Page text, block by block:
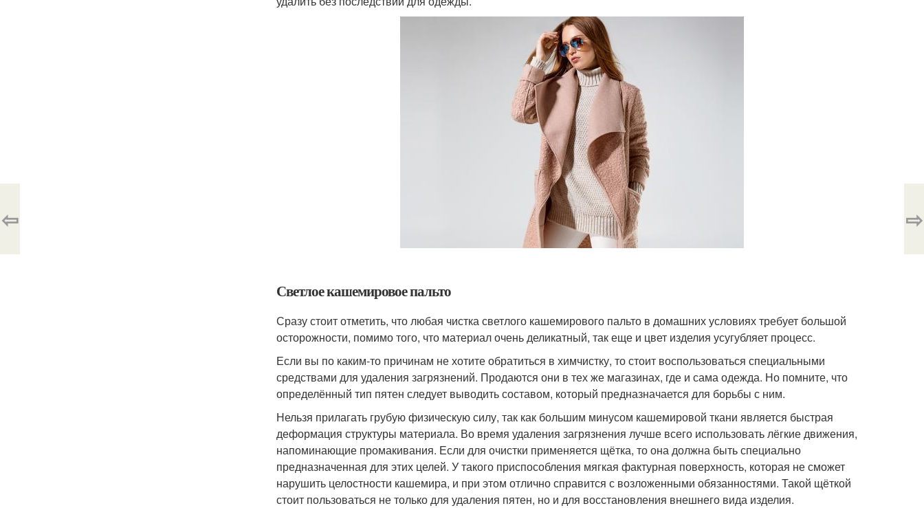
Светлое кашемировое пальто
Сразу стоит отметить, что любая чистка светлого кашемирового пальто в домашних условиях требует большой
осторожности, помимо того, что материал очень деликатный, так еще и цвет изделия усугубляет процесс.
Если вы по каким-то причинам не хотите обратиться в химчистку, то стоит воспользоваться специальными
средствами для удаления загрязнений. Продаются они в тех же магазинах, где и сама одежда. Но помните, что
определённый тип пятен следует выводить составом, который предназначается для борьбы с ним.
Нельзя прилагать грубую физическую силу, так как большим минусом кашемировой ткани является быстрая
деформация структуры материала. Во время удаления загрязнения лучше всего использовать лёгкие движения,
напоминающие промакивания. Если для очистки применяется щётка, то она должна быть специально
предназначенная для этих целей. У такого приспособления мягкая фактурная поверхность, которая не сможет
нарушить целостности кашемира, и при этом отлично справится с возложенными обязанностями. Такой щёткой
стоит пользоваться не только для удаления пятен, но и для восстановления внешнего вида изделия.
⇦ ⇨